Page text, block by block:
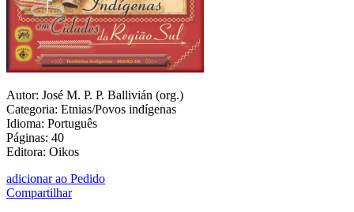
Autor: José M. P. P. Ballivián (org.)
Categoria: Etnias/Povos indígenas
Idioma: Português
Páginas: 40
Editora: Oikos
adicionar ao Pedido
Compartilhar